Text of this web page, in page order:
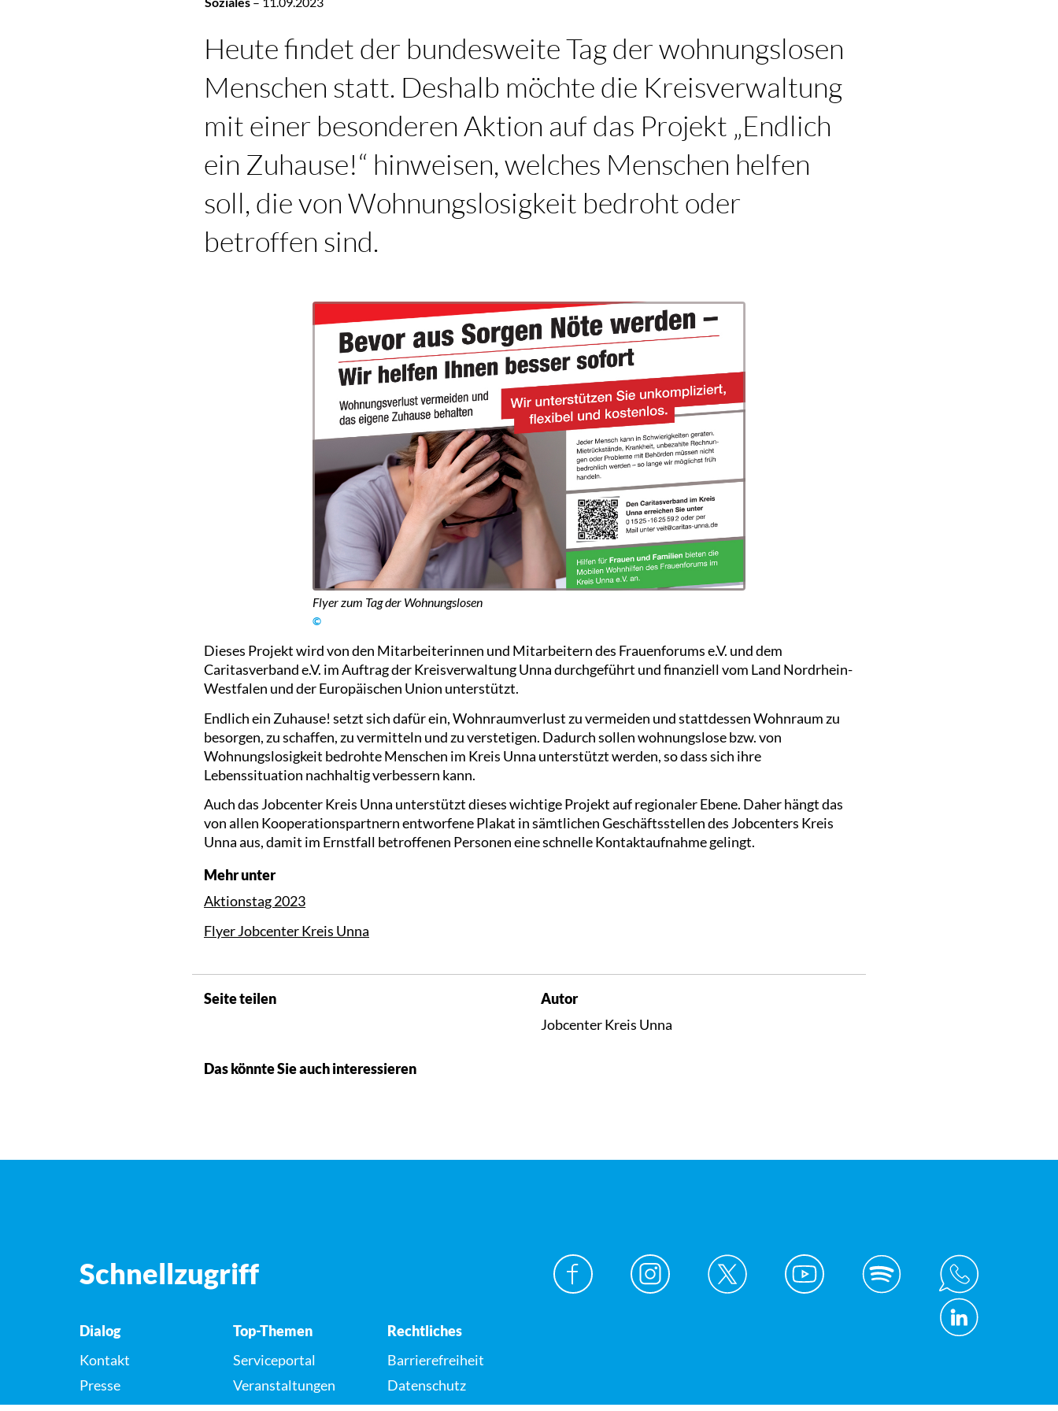
Heute findet der bundesweite Tag der wohnungslosen
Menschen statt. Deshalb möchte die Kreisverwaltung
mit einer besonderen Aktion auf das Projekt „Endlich
ein Zuhause!“ hinweisen, welches Menschen helfen
soll, die von Wohnungslosigkeit bedroht oder
betroffen sind.
Flyer zum Tag der Wohnungslosen
©
Dieses Projekt wird von den Mitarbeiterinnen und Mitarbeitern des Frauenforums e.V. und dem
Caritasverband e.V. im Auftrag der Kreisverwaltung Unna durchgeführt und finanziell vom Land Nordrhein-
Westfalen und der Europäischen Union unterstützt.
Endlich ein Zuhause! setzt sich dafür ein, Wohnraumverlust zu vermeiden und stattdessen Wohnraum zu
besorgen, zu schaffen, zu vermitteln und zu verstetigen. Dadurch sollen wohnungslose bzw. von
Wohnungslosigkeit bedrohte Menschen im Kreis Unna unterstützt werden, so dass sich ihre
Lebenssituation nachhaltig verbessern kann.
Auch das Jobcenter Kreis Unna unterstützt dieses wichtige Projekt auf regionaler Ebene. Daher hängt das
von allen Kooperationspartnern entworfene Plakat in sämtlichen Geschäftsstellen des Jobcenters Kreis
Unna aus, damit im Ernstfall betroffenen Personen eine schnelle Kontaktaufnahme gelingt.
Mehr unter
Aktionstag 2023
Flyer Jobcenter Kreis Unna
Seite teilen
Autor
Jobcenter Kreis Unna
Das könnte Sie auch interessieren
Schnellzugriff
Dialog
Kontakt
Presse
Top-Themen
Serviceportal
Veranstaltungen
Rechtliches
Barrierefreiheit
Datenschutz